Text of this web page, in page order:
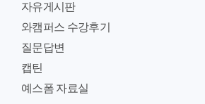
자유게시판
와캠퍼스 수강후기
질문답변
캡틴
예스폼 자료실